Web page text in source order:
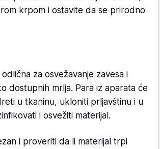
krpom i ostavite da se prirodno
za osvežavanje zavesa i
dostupnih mrlja. Para iz aparata će
u tkaninu, ukloniti prljavštinu i u
i osvežiti materijal.
i proveriti da li materijal trpi